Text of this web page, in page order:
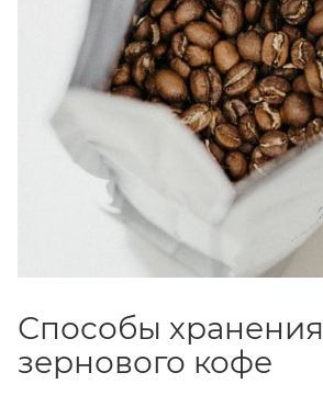
Способы хранения
зернового кофе